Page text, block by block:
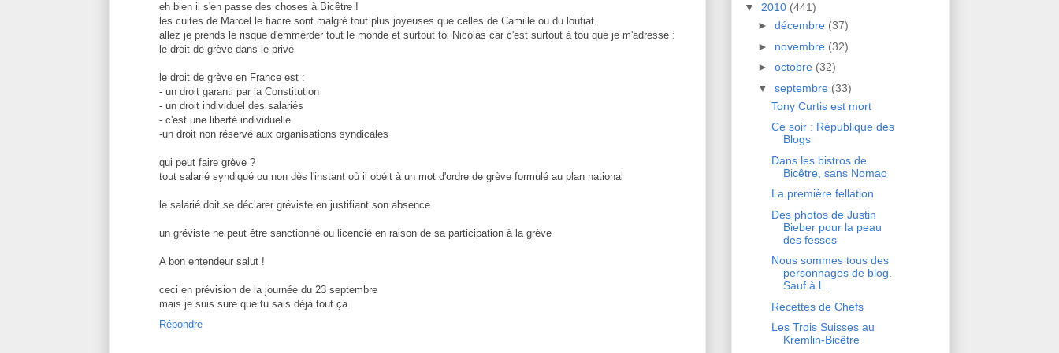
eh bien il s'en passe des choses à Bicêtre !
les cuites de Marcel le fiacre sont malgré tout plus joyeuses que celles de Camille ou du loufiat.
allez je prends le risque d'emmerder tout le monde et surtout toi Nicolas car c'est surtout à tou que je m'adresse :
le droit de grève dans le privé
le droit de grève en France est :
- un droit garanti par la Constitution
- un droit individuel des salariés
- c'est une liberté individuelle
-un droit non réservé aux organisations syndicales
qui peut faire grève ?
tout salarié syndiqué ou non dès l'instant où il obéit à un mot d'ordre de grève formulé au plan national
le salarié doit se déclarer gréviste en justifiant son absence
un gréviste ne peut être sanctionné ou licencié en raison de sa participation à la grève
A bon entendeur salut !
ceci en prévision de la journée du 23 septembre
mais je suis sure que tu sais déjà tout ça
Répondre
▼ 2010 (441)
► décembre (37)
► novembre (32)
► octobre (32)
▼ septembre (33)
Tony Curtis est mort
Ce soir : République des
Blogs
Dans les bistros de
Bicêtre, sans Nomao
La première fellation
Des photos de Justin
Bieber pour la peau
des fesses
Nous sommes tous des
personnages de blog.
Sauf à l...
Recettes de Chefs
Les Trois Suisses au
Kremlin-Bicêtre